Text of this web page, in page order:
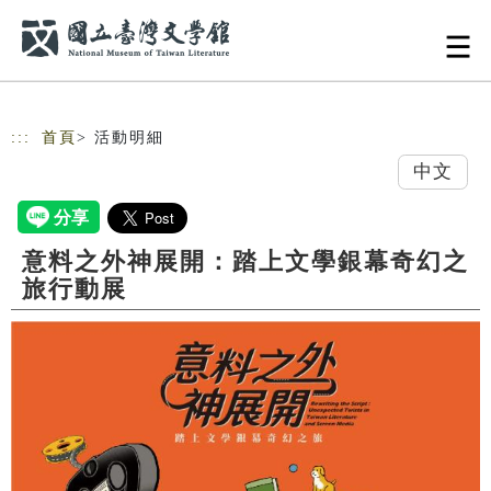
::: 首頁 > 活動明細
中文
意料之外神展開：踏上文學銀幕奇幻之
旅行動展